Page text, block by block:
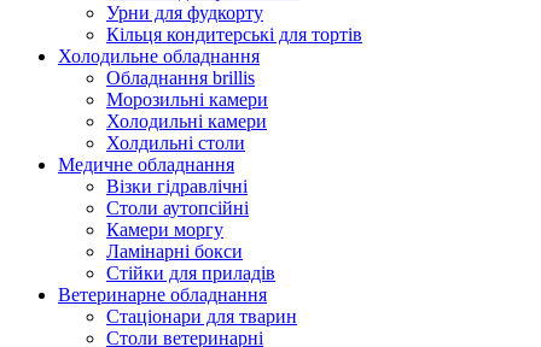
Урни для фудкорту
Кільця кондитерські для тортів
Холодильне обладнання
Обладнання brillis
Морозильні камери
Холодильні камери
Холдильні столи
Медичне обладнання
Візки гідравлічні
Столи аутопсійні
Камери моргу
Ламінарні бокси
Стійки для приладів
Ветеринарне обладнання
Стаціонари для тварин
Столи ветеринарні